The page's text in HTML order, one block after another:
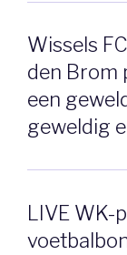
Wissels
den Brom
een
geweldig
LIVE WK-